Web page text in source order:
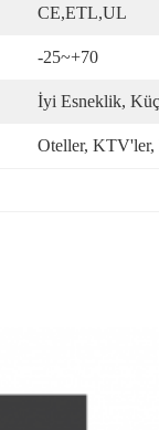
CE,ETL,UL
-25~+70
İyi Esneklik,
Oteller, KTV'ler,